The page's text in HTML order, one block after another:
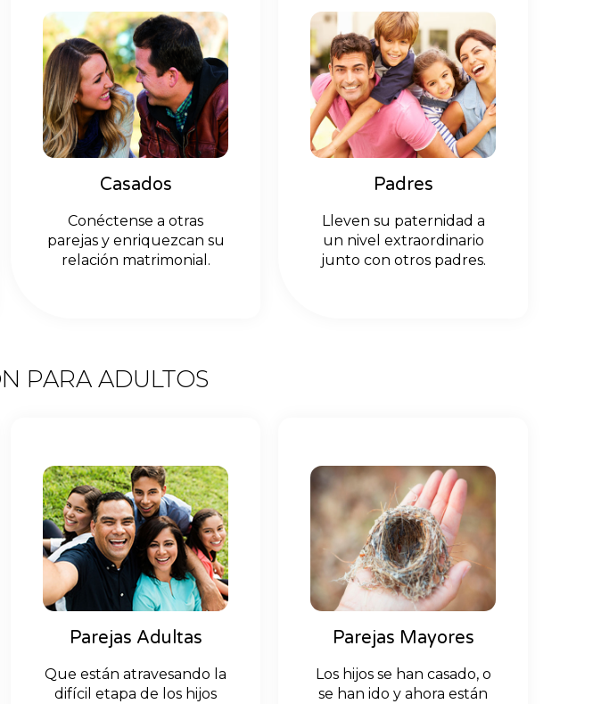
Casados
Conéctense a otras
parejas y enriquezcan su
relación matrimonial.
Padres
Lleven su paternidad a
un nivel extraordinario
junto con otros padres.
PARA ADULTOS
Parejas Adultas
Que están atravesando la
difícil etapa de los hijos
Parejas Mayores
Los hijos se han casado, o
se han ido y ahora están